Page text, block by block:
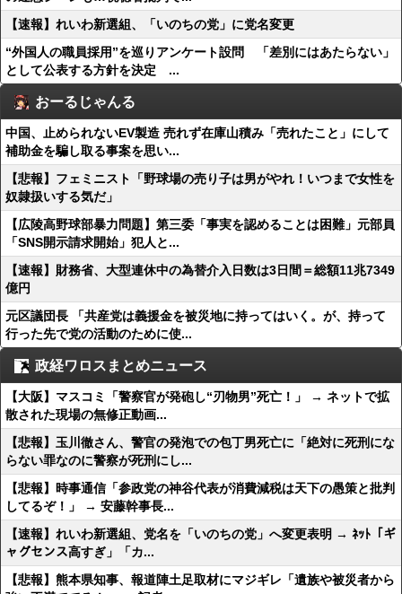
【速報】れいわ新選組、「いのちの党」に党名変更
“外国人の職員採用”を巡りアンケート設問 「差別にはあたらない」
として公表する方針を決定 ...
おーるじゃんる
中国、止められないEV製造 売れず在庫山積み「売れたこと」にして
補助金を騙し取る事案を思い...
【悲報】フェミニスト「野球場の売り子は男がやれ！いつまで女性を
奴隷扱いする気だ」
【広陵高野球部暴力問題】第三委「事実を認めることは困難」元部員
「SNS開示請求開始」犯人と...
【速報】財務省、大型連休中の為替介入日数は3日間＝総額11兆7349
億円
元区議団長 「共産党は義援金を被災地に持ってはいく。が、持って
行った先で党の活動のために使...
政経ワロスまとめニュース
【大阪】マスコミ「警察官が発砲し“刃物男”死亡！」 → ネットで拡
散された現場の無修正動画...
【悲報】玉川徹さん、警官の発泡での包丁男死亡に「絶対に死刑にな
らない罪なのに警察が死刑にし...
【悲報】時事通信「参政党の神谷代表が消費減税は天下の愚策と批判
してるぞ！」 → 安藤幹事長...
【速報】れいわ新選組、党名を「いのちの党」へ変更表明 → ﾈｯﾄ「ギ
ャグセンス高すぎ」「カ...
【悲報】熊本県知事、報道陣土足取材にマジギレ「遺族や被災者から